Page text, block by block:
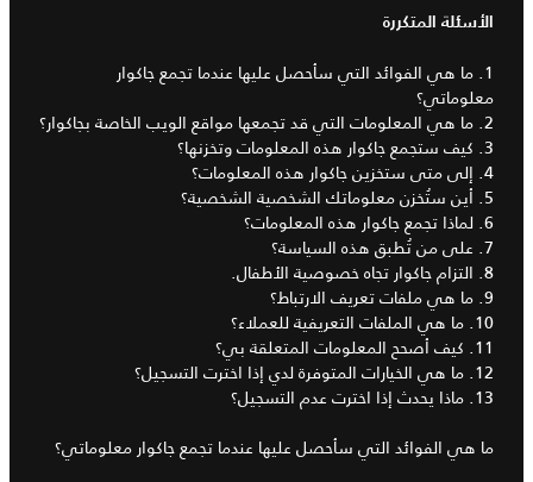
الأسئلة المتكررة
1. ما هي الفوائد التي سأحصل عليها عندما تجمع جاكوار
معلوماتي؟
2. ما هي المعلومات التي قد تجمعها مواقع الويب الخاصة بجاكوار؟
3. كيف ستجمع جاكوار هذه المعلومات وتخزنها؟
4. إلى متى ستخزين جاكوار هذه المعلومات؟
5. أين ستُخزن معلوماتك الشخصية الشخصية؟
6. لماذا تجمع جاكوار هذه المعلومات؟
7. على من تُطبق هذه السياسة؟
8. التزام جاكوار تجاه خصوصية الأطفال.
9. ما هي ملفات تعريف الارتباط؟
10. ما هي الملفات التعريفية للعملاء؟
11. كيف أصحح المعلومات المتعلقة بي؟
12. ما هي الخيارات المتوفرة لدي إذا اخترت التسجيل؟
13. ماذا يحدث إذا اخترت عدم التسجيل؟
ما هي الفوائد التي سأحصل عليها عندما تجمع جاكوار معلوماتي؟